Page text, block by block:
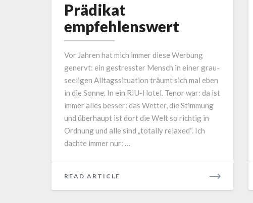
Prädikat
empfehlenswert
Vor Jahren hat mich immer diese Werbung
genervt: ein gestresster Mensch in einer grau-
seeligen Alltagssituation träumt sich mal eben
in die Sonne. In ein RIU-Hotel. Tenor war: da ist
immer alles besser: das Wetter, die Stimmung
und überhaupt ist dort die Welt so richtig in
Ordnung und alle sind „totally relaxed“. Ich
dachte immer nur: …
READ ARTICLE
MORE